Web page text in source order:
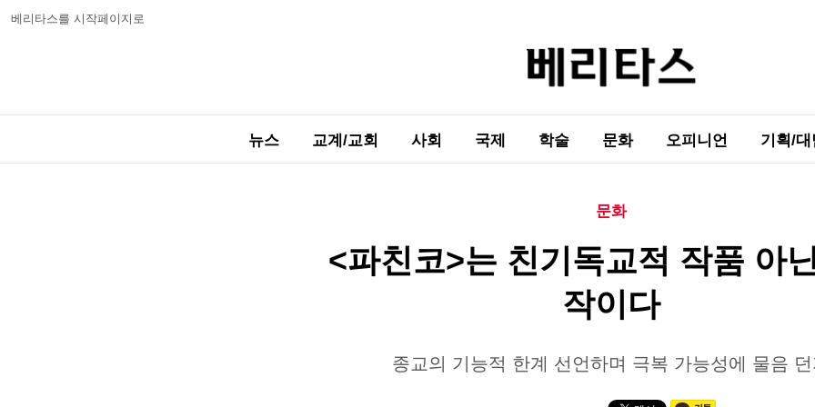
베리타스를 시작페이지로
뉴스 교계/교회 사회 국제 학술 문화 오피니언 기획/대
문화
<파친코>는 친기독교적 작품 아
작이다
종교의 기능적 한계 선언하며 극복 가능성에 물음